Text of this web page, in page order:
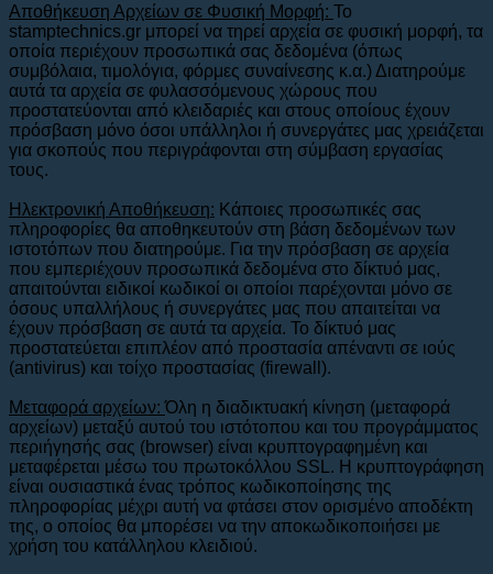
Αποθήκευση Αρχείων σε Φυσική Μορφή: To
stamptechnics.gr μπορεί να τηρεί αρχεία σε φυσική μορφή, τα
οποία περιέχουν προσωπικά σας δεδομένα (όπως
συμβόλαια, τιμολόγια, φόρμες συναίνεσης κ.α.) Διατηρούμε
αυτά τα αρχεία σε φυλασσόμενους χώρους που
προστατεύονται από κλειδαριές και στους οποίους έχουν
πρόσβαση μόνο όσοι υπάλληλοι ή συνεργάτες μας χρειάζεται
για σκοπούς που περιγράφονται στη σύμβαση εργασίας
τους.
Ηλεκτρονική Αποθήκευση: Κάποιες προσωπικές σας
πληροφορίες θα αποθηκευτούν στη βάση δεδομένων των
ιστοτόπων που διατηρούμε. Για την πρόσβαση σε αρχεία
που εμπεριέχουν προσωπικά δεδομένα στο δίκτυό μας,
απαιτούνται ειδικοί κωδικοί οι οποίοι παρέχονται μόνο σε
όσους υπαλλήλους ή συνεργάτες μας που απαιτείται να
έχουν πρόσβαση σε αυτά τα αρχεία. Το δίκτυό μας
προστατεύεται επιπλέον από προστασία απέναντι σε ιούς
(antivirus) και τοίχο προστασίας (firewall).
Μεταφορά αρχείων:Όλη η διαδικτυακή κίνηση (μεταφορά
αρχείων) μεταξύ αυτού του ιστότοπου και του προγράμματος
περιήγησής σας (browser) είναι κρυπτογραφημένη και
μεταφέρεται μέσω του πρωτοκόλλου SSL. Η κρυπτογράφηση
είναι ουσιαστικά ένας τρόπος κωδικοποίησης της
πληροφορίας μέχρι αυτή να φτάσει στον ορισμένο αποδέκτη
της, ο οποίος θα μπορέσει να την αποκωδικοποιήσει με
χρήση του κατάλληλου κλειδιού.